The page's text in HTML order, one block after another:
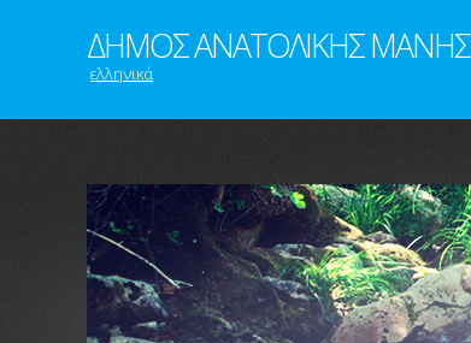
ΔΗΜΟΣ ΑΝΑΤΟΛΙΚΗΣ ΜΑΝΗΣ
ελληνικά